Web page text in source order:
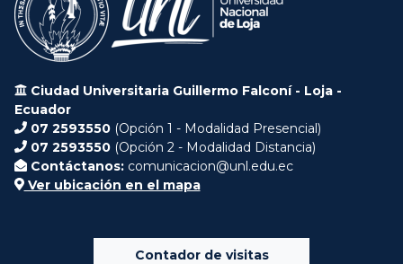
Ciudad Universitaria Guillermo Falconí - Loja -
Ecuador
07 2593550 (Opción 1 - Modalidad Presencial)
07 2593550 (Opción 2 - Modalidad Distancia)
Contáctanos: comunicacion@unl.edu.ec
Ver ubicación en el mapa
Contador de visitas